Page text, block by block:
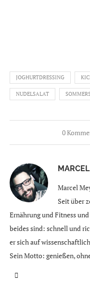
JOGHURTDRESSING
NUDELSALAT
0
Marcel
Seit über
Ernährung und Fitness
beides sind: schnell und
er sich auf
Sein Motto: genießen,